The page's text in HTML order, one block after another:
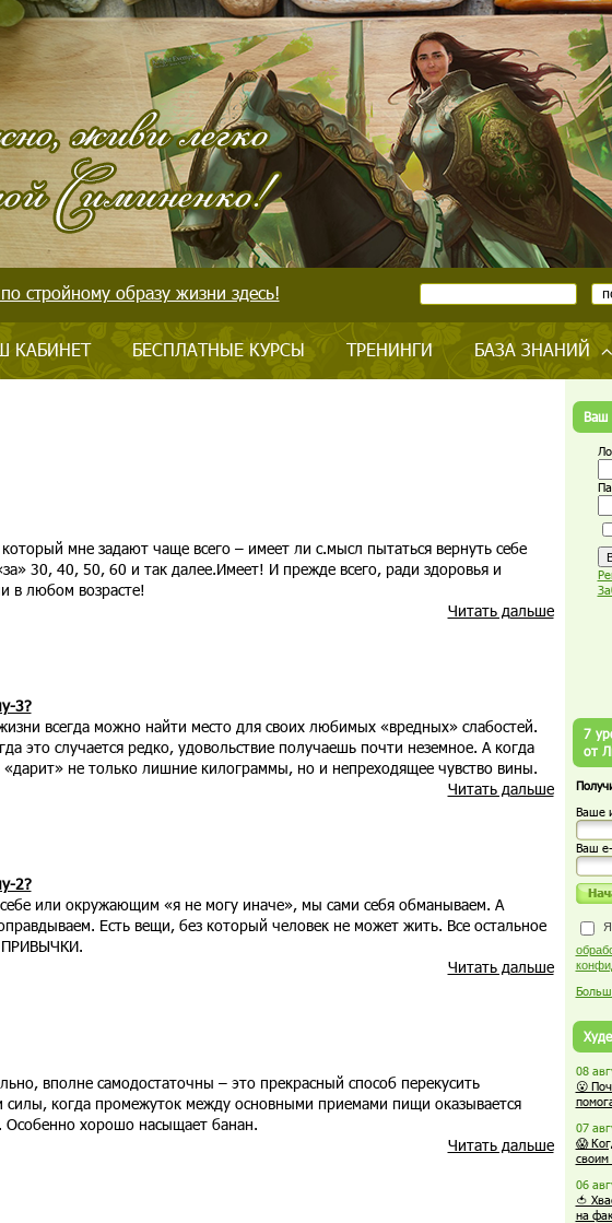
стройному образу жизни здесь!
КАБИНЕТ БЕСПЛАТНЫЕ КУРСЫ ТРЕНИНГИ БАЗА ЗНАНИЙ
мне задают чаще всего – имеет ли с.мысл пытаться вернуть себе
30, 40, 50, 60 и так далее.Имеет! И прежде всего, ради здоровья и
в любом возрасте!
Читать дальше
3?
всегда можно найти место для своих любимых «вредных» слабостей.
это случается редко, удовольствие получаешь почти неземное. А когда
не только лишние килограммы, но и непреходящее чувство вины.
Читать дальше
2?
или окружающим «я не могу иначе», мы сами себя обманываем. А
Есть вещи, без который человек не может жить. Все остальное
ПРИВЫЧКИ.
Читать дальше
вполне самодостаточны – это прекрасный способ перекусить
силы, когда промежуток между основными приемами пищи оказывается
хорошо насыщает банан.
Читать дальше
Ваш
7
от
Ваше
Ваш
08
😮
07
😱
своим
06
🍅
на